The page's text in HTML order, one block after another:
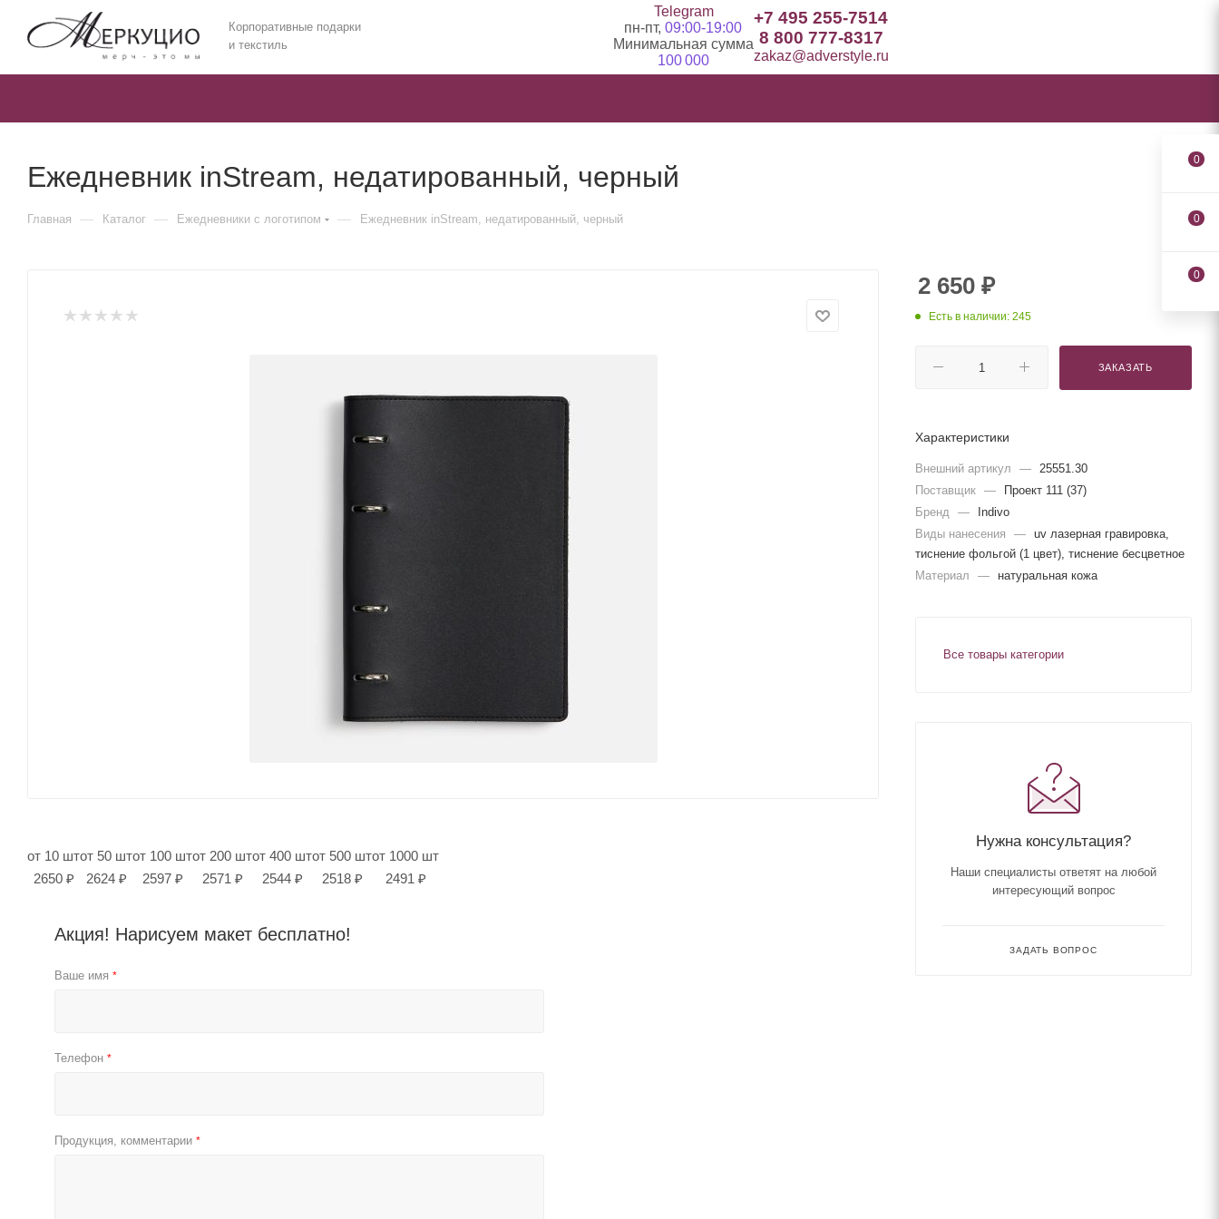
Корпоративные подарки
и текстиль
Telegram
пн-пт, 09:00-19:00
Минимальная сумма
100 000
+7 495 255-7514
8 800 777-8317
zakaz@adverstyle.ru
Ежедневник inStream, недатированный, черный
Главная — Каталог — Ежедневники c логотипом — Ежедневник inStream, недатированный, черный
от 10 шт
2650 ₽
от 50 шт
2624 ₽
от 100 шт
2597 ₽
от 200 шт
2571 ₽
от 400 шт
2544 ₽
от 500 шт
2518 ₽
от 1000 шт
2491 ₽
Акция! Нарисуем макет бесплатно!
Ваше имя *
Телефон *
Продукция, комментарии *
2 650 ₽
Есть в наличии: 245
ЗАКАЗАТЬ
Характеристики
Внешний артикул —
25551.30
Поставщик —
Проект 111 (37)
Бренд
—
Indivo
Виды нанесения
— uv лазерная гравировка,
тиснение фольгой (1 цвет), тиснение бесцветное
Материал
— натуральная кожа
Все товары категории
Нужна консультация?
Наши специалисты ответят на любой
интересующий вопрос
ЗАДАТЬ ВОПРОС
0
0
0